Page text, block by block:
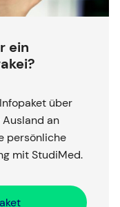
ein
über
an
persönliche
mit StudiMed.